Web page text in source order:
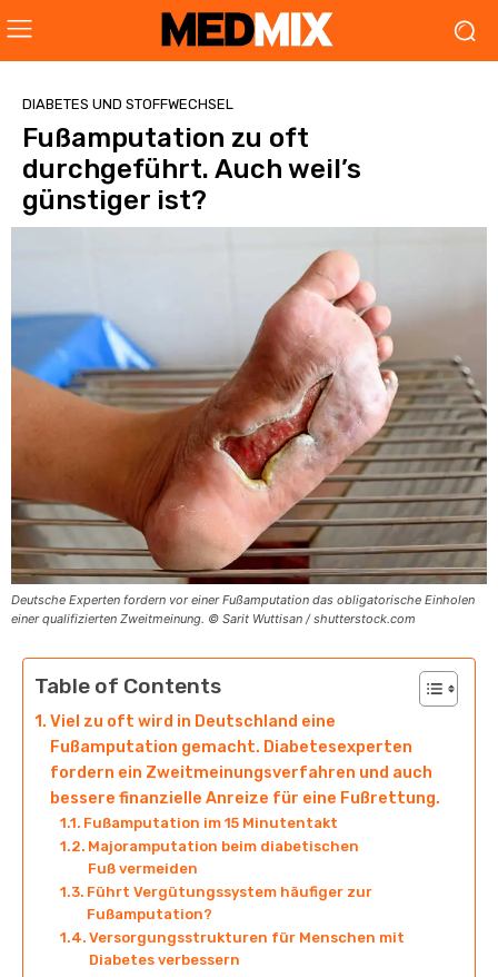
DIABETES UND STOFFWECHSEL
Fußamputation zu oft
durchgeführt. Auch weil’s
günstiger ist?
Deutsche Experten fordern vor einer Fußamputation das obligatorische Einholen
einer qualifizierten Zweitmeinung. © Sarit Wuttisan / shutterstock.com
Table of Contents
Viel zu oft wird in Deutschland eine
Fußamputation gemacht. Diabetesexperten
fordern ein Zweitmeinungsverfahren und auch
bessere finanzielle Anreize für eine Fußrettung.
Fußamputation im 15 Minutentakt
Majoramputation beim diabetischen
Fuß vermeiden
Führt Vergütungssystem häufiger zur
Fußamputation?
Versorgungsstrukturen für Menschen mit
Diabetes verbessern